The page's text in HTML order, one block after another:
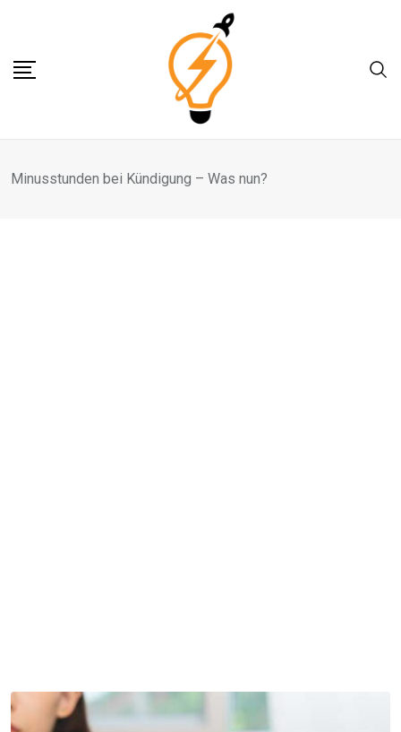
content
Minusstunden bei Kündigung – Was nun?